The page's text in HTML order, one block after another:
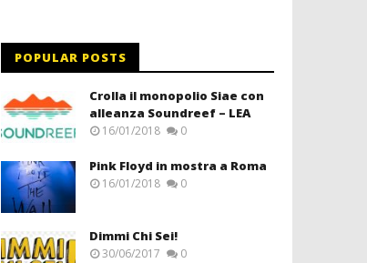
POPULAR POSTS
Crolla il monopolio Siae con
alleanza Soundreef – LEA
16/01/2018 0
Pink Floyd in mostra a Roma
16/01/2018 0
Dimmi Chi Sei!
30/06/2017 0